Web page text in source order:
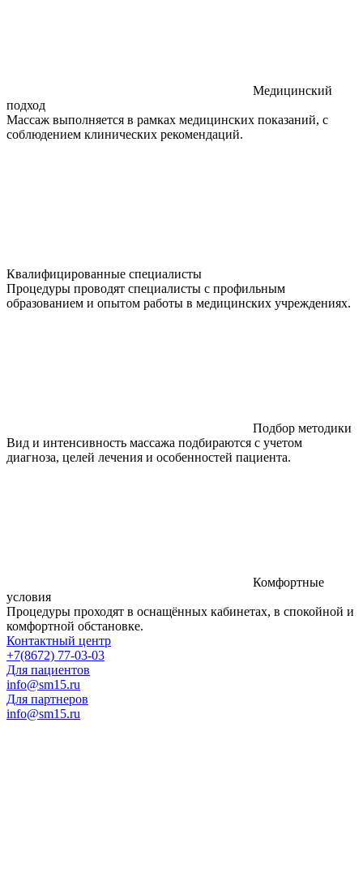
Медицинский
подход
Массаж выполняется в рамках медицинских показаний, с
соблюдением клинических рекомендаций.
Квалифицированные специалисты
Процедуры проводят специалисты с профильным
образованием и опытом работы в медицинских учреждениях.
Подбор методики
Вид и интенсивность массажа подбираются с учетом
диагноза, целей лечения и особенностей пациента.
Комфортные
условия
Процедуры проходят в оснащённых кабинетах, в спокойной и
комфортной обстановке.
Контактный центр
+7(8672) 77-03-03
Для пациентов
info@sm15.ru
Для партнеров
info@sm15.ru